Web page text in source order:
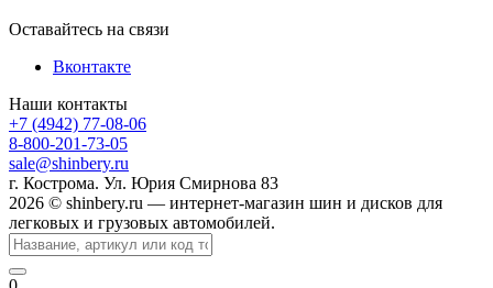
Оставайтесь на связи
Вконтакте
Наши контакты
+7 (4942) 77-08-06
8-800-201-73-05
sale@shinbery.ru
г. Кострома. Ул. Юрия Смирнова 83
2026 © shinbery.ru — интернет-магазин шин и дисков для
легковых и грузовых автомобилей.